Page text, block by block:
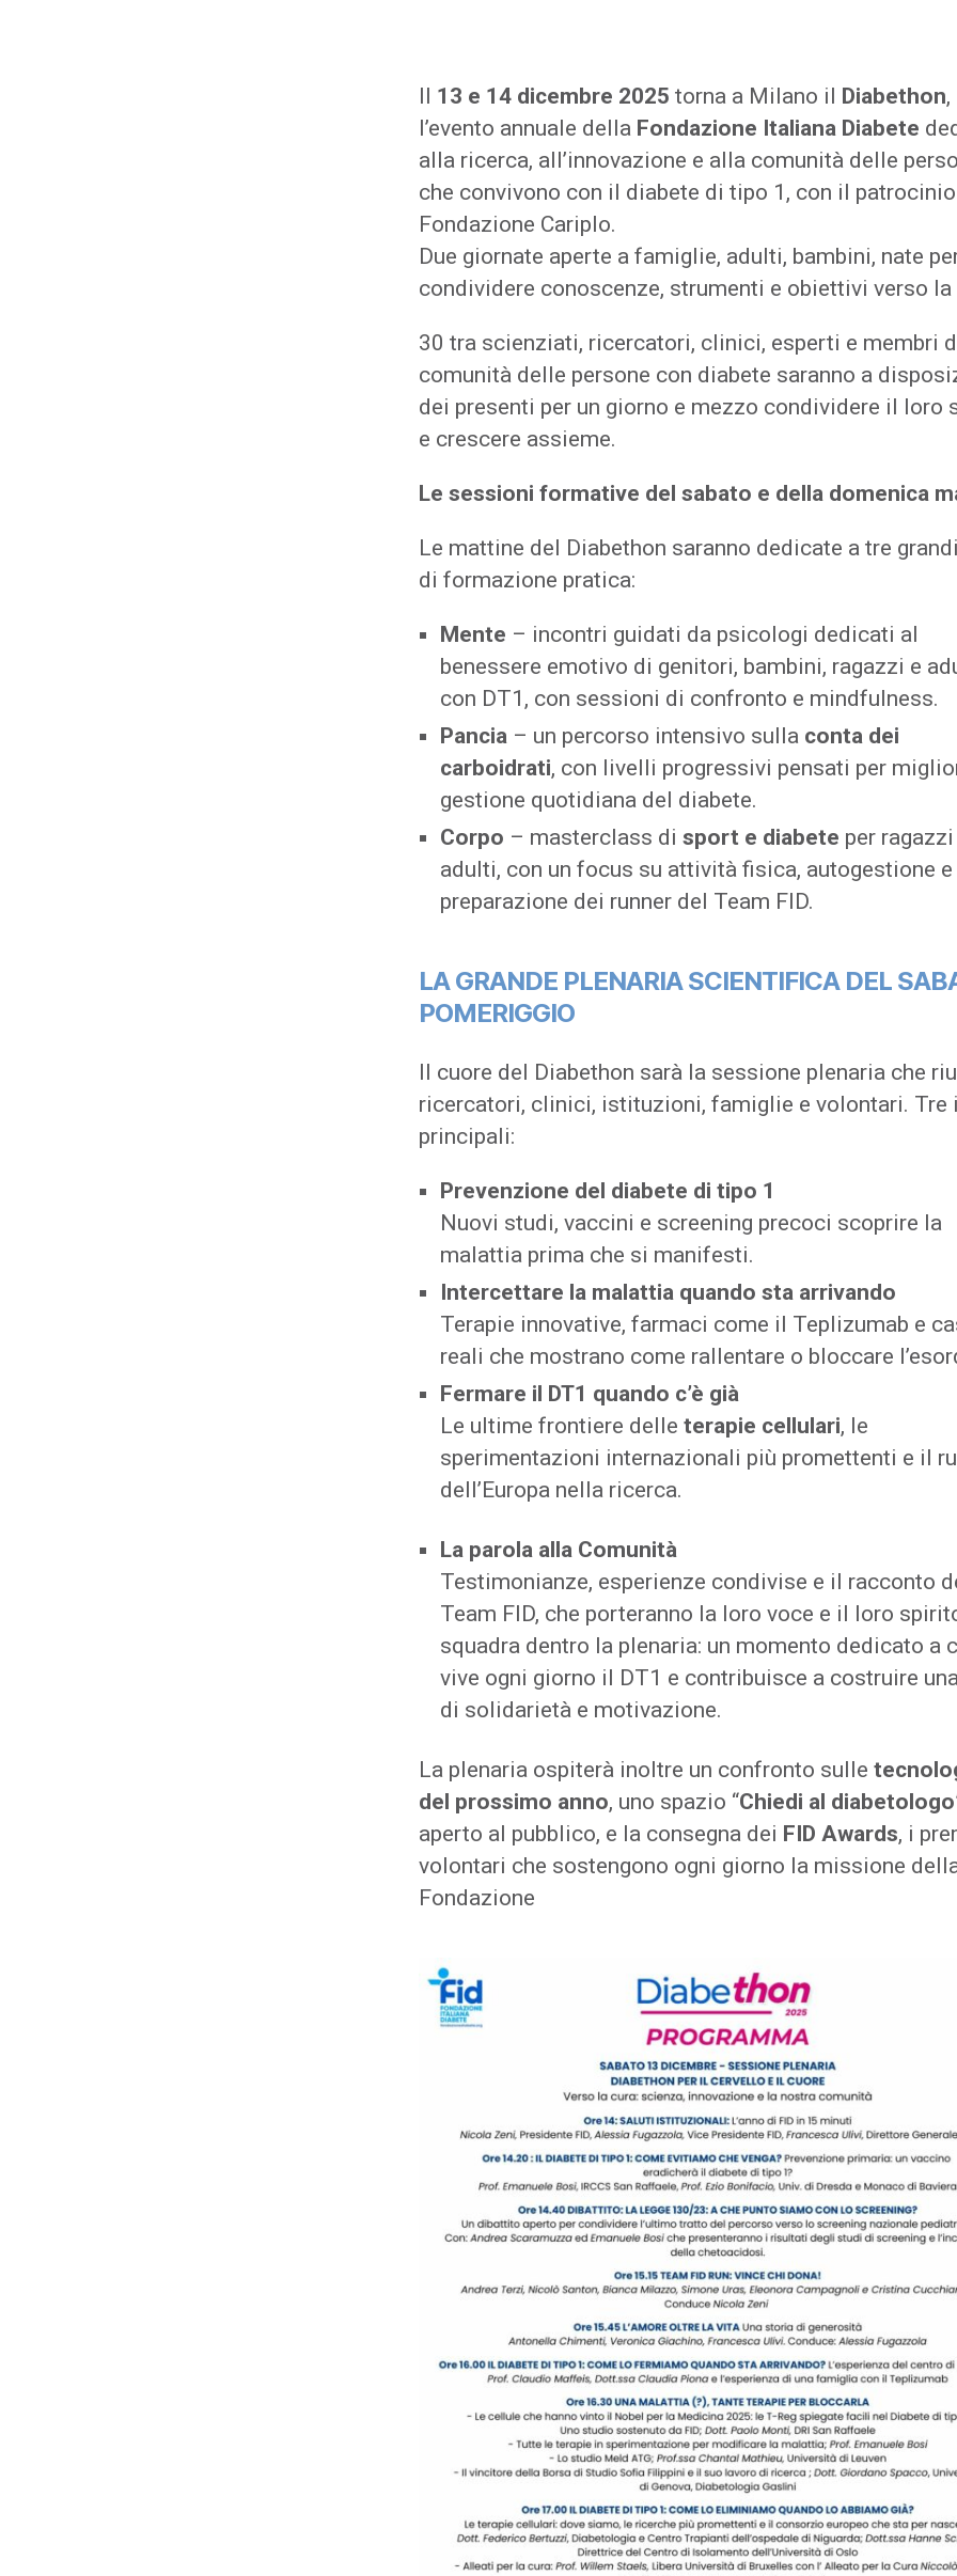
Il 13 e 14 dicembre 2025 torna a Milano il Diabethon,
l’evento annuale della Fondazione Italiana Diabete
alla ricerca, all’innovazione e alla comunità delle
che convivono con il diabete di tipo 1, con il
Fondazione Cariplo.
Due giornate aperte a famiglie, adulti, bambini, nate
condividere conoscenze, strumenti e obiettivi verso la
30 tra scienziati, ricercatori, clinici, esperti e membri
comunità delle persone con diabete saranno a
dei presenti per un giorno e mezzo condividere il loro
e crescere assieme.
Le sessioni formative del sabato e della domenica
Le mattine del Diabethon saranno dedicate a tre
di formazione pratica:
Mente – incontri guidati da psicologi dedicati al
benessere emotivo di genitori, bambini, ragazzi e
con DT1, con sessioni di confronto e mindfulness.
Pancia – un percorso intensivo sulla conta dei
carboidrati, con livelli progressivi pensati per
gestione quotidiana del diabete.
Corpo – masterclass di sport e diabete per ragazzi
adulti, con un focus su attività fisica, autogestione e
preparazione dei runner del Team FID.
LA GRANDE PLENARIA SCIENTIFICA DEL
POMERIGGIO
Il cuore del Diabethon sarà la sessione plenaria che
ricercatori, clinici, istituzioni, famiglie e volontari. Tre
principali:
Prevenzione del diabete di tipo 1
Nuovi studi, vaccini e screening precoci scoprire la
malattia prima che si manifesti.
Intercettare la malattia quando sta arrivando
Terapie innovative, farmaci come il Teplizumab e
reali che mostrano come rallentare o bloccare
Fermare il DT1 quando c’è già
Le ultime frontiere delle terapie cellulari, le
sperimentazioni internazionali più promettenti e il
dell’Europa nella ricerca.
La parola alla Comunità
Testimonianze, esperienze condivise e il racconto
Team FID, che porteranno la loro voce e il loro
squadra dentro la plenaria: un momento dedicato a
vive ogni giorno il DT1 e contribuisce a costruire
di solidarietà e motivazione.
La plenaria ospiterà inoltre un confronto sulle
del prossimo anno, uno spazio “Chiedi al diabetologo
aperto al pubblico, e la consegna dei FID Awards, i
volontari che sostengono ogni giorno la missione
Fondazione